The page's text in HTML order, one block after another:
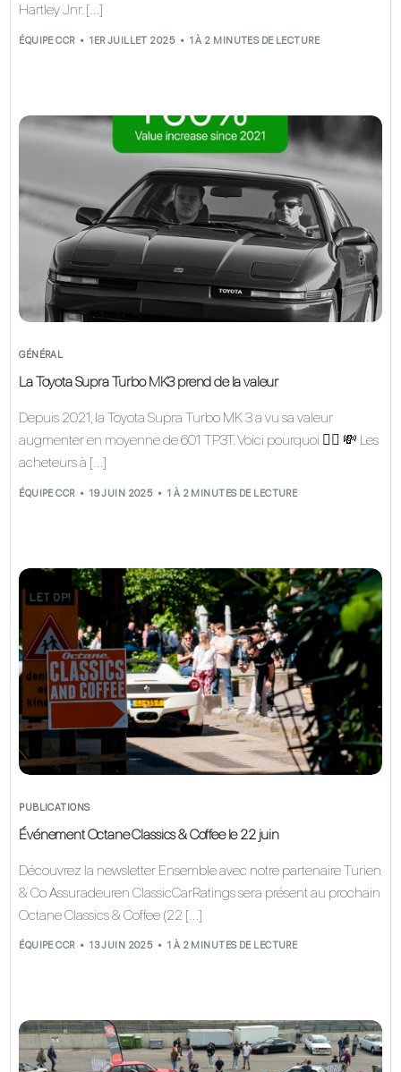
Hartley Jnr. […]
ÉQUIPE CCR 1ER JUILLET 2025 1 À 2 MINUTES DE LECTURE
GÉNÉRAL
La Toyota Supra Turbo MK3 prend de la valeur
Depuis 2021, la Toyota Supra Turbo MK 3 a vu sa valeur
augmenter en moyenne de 601 TP3T. Voici pourquoi 👇🏽 💸 Les
acheteurs à […]
ÉQUIPE CCR 19 JUIN 2025 1 À 2 MINUTES DE LECTURE
PUBLICATIONS
Événement Octane Classics & Coffee le 22 juin
Découvrez la newsletter Ensemble avec notre partenaire Turien
& Co Assuradeuren ClassicCarRatings sera présent au prochain
Octane Classics & Coffee (22 […]
ÉQUIPE CCR 13 JUIN 2025 1 À 2 MINUTES DE LECTURE